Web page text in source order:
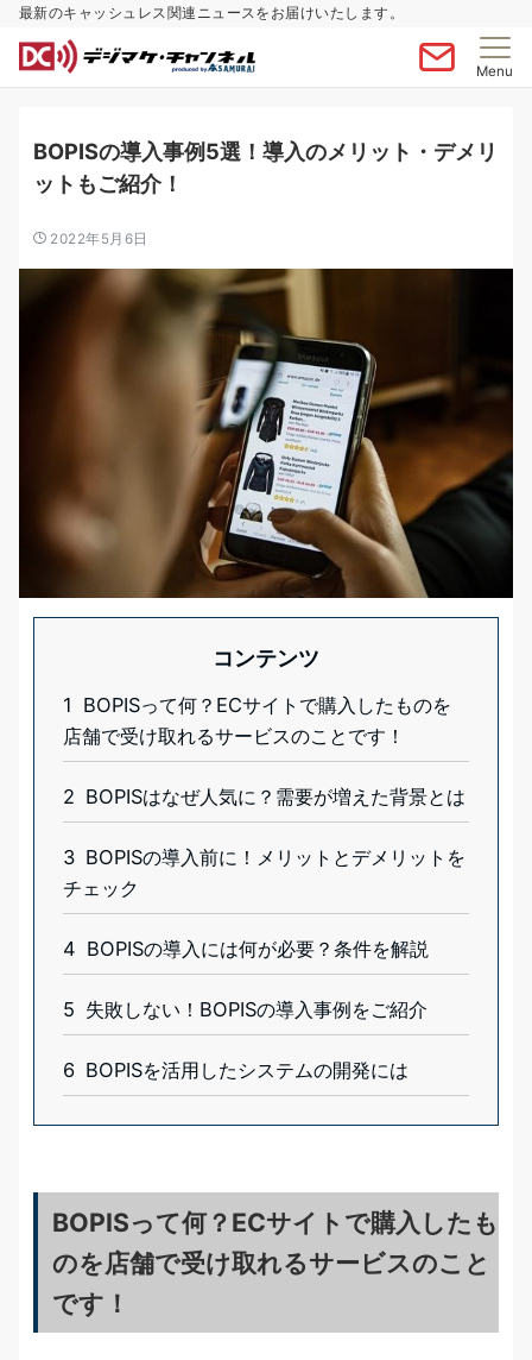
最新のキャッシュレス関連ニュースをお届けいたします。
Menu
BOPISの導入事例5選！導入のメリット・デメリ
ットもご紹介！
2022年5月6日
コンテンツ
1 BOPISって何？ECサイトで購入したものを
店舗で受け取れるサービスのことです！
2 BOPISはなぜ人気に？需要が増えた背景とは
3 BOPISの導入前に！メリットとデメリットを
チェック
4 BOPISの導入には何が必要？条件を解説
5 失敗しない！BOPISの導入事例をご紹介
6 BOPISを活用したシステムの開発には
BOPISって何？ECサイトで購入したも
のを店舗で受け取れるサービスのこと
です！